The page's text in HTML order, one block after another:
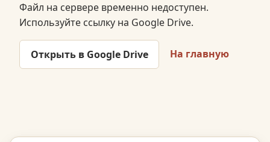
Файл на сервере временно недоступен.
Используйте ссылку на Google Drive.
Открыть в Google Drive На главную